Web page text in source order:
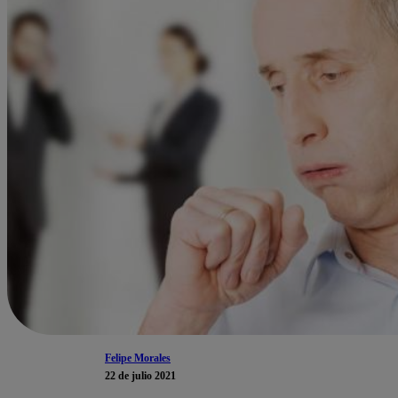
Felipe Morales
22 de julio 2021